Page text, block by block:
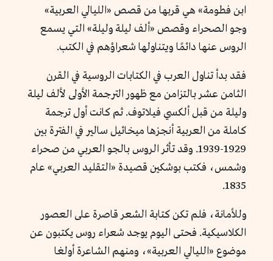
ابن فطومة» هي قربها من قصص «الليالي العربية»
وجو الصحراء وقصص «ألف ليلة وليلة» التي يسمع
الروس عنها دائمًا ويتناولها شعراؤهم في الكتب.
فقد بدأ تناول العرب في الكتابات الروسية في القرن
الثامن عشر بالتزامن مع ظهور الترجمة الأولى لألف ليلة
وليلة من قبل ألكسي فيلاتوف. ثم كانت أول ترجمة
كاملة من العربية أنجزها ميخائيل سالير في الفترة بين
1929-1939. وقد تأثر الروس بالجو العربي من صحراء
وشمس، فكتب بوشكين قصيدة «التقليد العربي» عام
1835.
وللأمانة، فلم تكن كتابة الشعر قاصرة على العصور
الكلاسيكية. فحتى اليوم يوجد شعراء روس يكتبون عن
موضوع «الليالي العربية»، ومنهم الشاعرة أولغا